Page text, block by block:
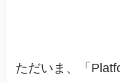
ただいま、「